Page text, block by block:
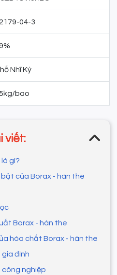
04-3
Nhĩ Kỳ
bao
viết:
gì?
bật của Borax - hàn the
Borax - hàn the
hóa chất Borax - hàn the
gia đình
công nghiệp